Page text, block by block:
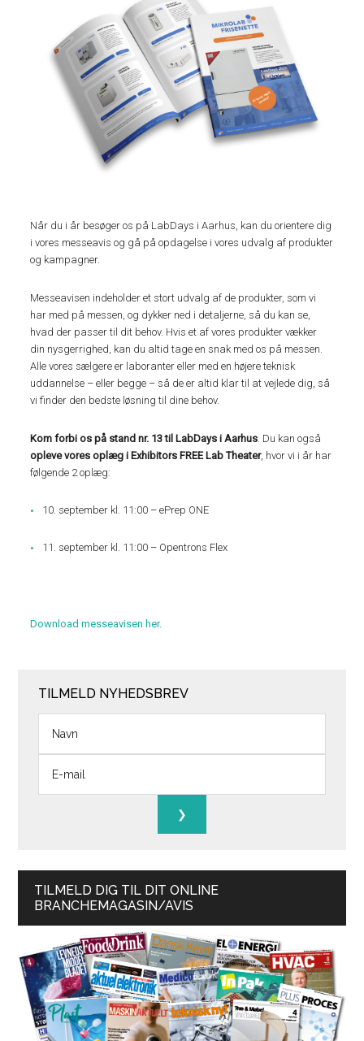
Når du i år besøger os på LabDays i Aarhus, kan du orientere dig
i vores messeavis og gå på opdagelse i vores udvalg af produkter
og kampagner.
Messeavisen indeholder et stort udvalg af de produkter, som vi
har med på messen, og dykker ned i detaljerne, så du kan se,
hvad der passer til dit behov. Hvis et af vores produkter vækker
din nysgerrighed, kan du altid tage en snak med os på messen.
Alle vores sælgere er laboranter eller med en højere teknisk
uddannelse – eller begge – så de er altid klar til at vejlede dig, så
vi finder den bedste løsning til dine behov.
Kom forbi os på stand nr. 13 til LabDays i Aarhus. Du kan også
opleve vores oplæg i Exhibitors FREE Lab Theater, hvor vi i år har
følgende 2 oplæg:
10. september kl. 11:00 – ePrep ONE
11. september kl. 11:00 – Opentrons Flex
Download messeavisen her.
TILMELD NYHEDSBREV
TILMELD DIG TIL DIT ONLINE
BRANCHEMAGASIN/AVIS